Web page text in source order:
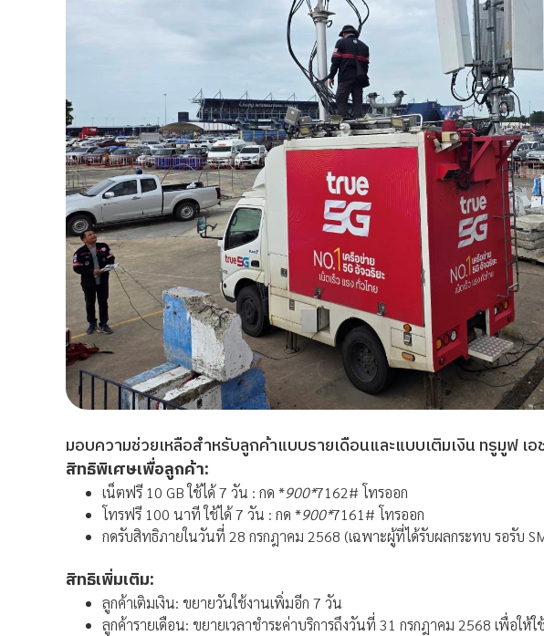
มอบความช่วยเหลือสำหรับลูกค้าแบบรายเดือนและแบบเติมเงิน ทรูมูฟ เ
สิทธิพิเศษเพื่อลูกค้า:
เน็ตฟรี 10 GB ใช้ได้ 7 วัน : กด *900*7162# โทรออก
โทรฟรี 100 นาที ใช้ได้ 7 วัน : กด *900*7161# โทรออก
กดรับสิทธิภายในวันที่ 28 กรกฎาคม 2568 (เฉพาะผู้ที่ได้รับผลกระทบ รอรับ
สิทธิเพิ่มเติม:
ลูกค้าเติมเงิน: ขยายวันใช้งานเพิ่มอีก 7 วัน
ลูกค้ารายเดือน: ขยายเวลาชำระค่าบริการถึงวันที่ 31 กรกฎาคม 2568 เพื่อให้ใ